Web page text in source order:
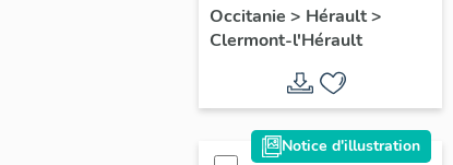
de Pradines, construction
en basalte, encadrement
de baies en grès.
Occitanie > Hérault>
Clermont-l'Hérault
Notice d'illustration